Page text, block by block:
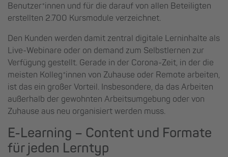
Benutzer*innen und für die darauf von allen Beteiligten
erstellten 2.700 Kursmodule verzeichnet.
Den Kunden werden damit zentral digitale Lerninhalte als
Live-Webinare oder on demand zum Selbstlernen zur
Verfügung gestellt. Gerade in der Corona-Zeit, in der die
meisten Kolleg*innen von Zuhause oder Remote arbeiten,
ist das ein großer Vorteil. Insbesondere, da das Arbeiten
außerhalb der gewohnten Arbeitsumgebung oder von
Zuhause aus neu organisiert werden muss.
E-Learning – Content und Formate
für jeden Lerntyp